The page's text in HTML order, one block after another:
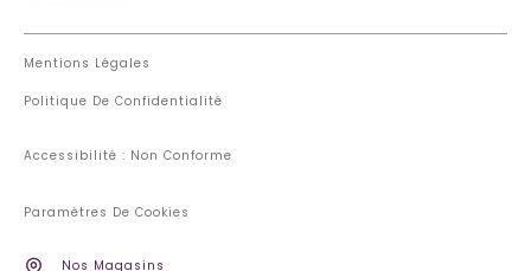
Mentions Légales
Politique De Confidentialité
Accessibilité : Non Conforme
Paramètres De Cookies
Nos Magasins